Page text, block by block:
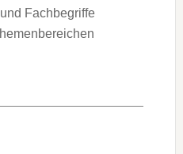
Fachbegriffe